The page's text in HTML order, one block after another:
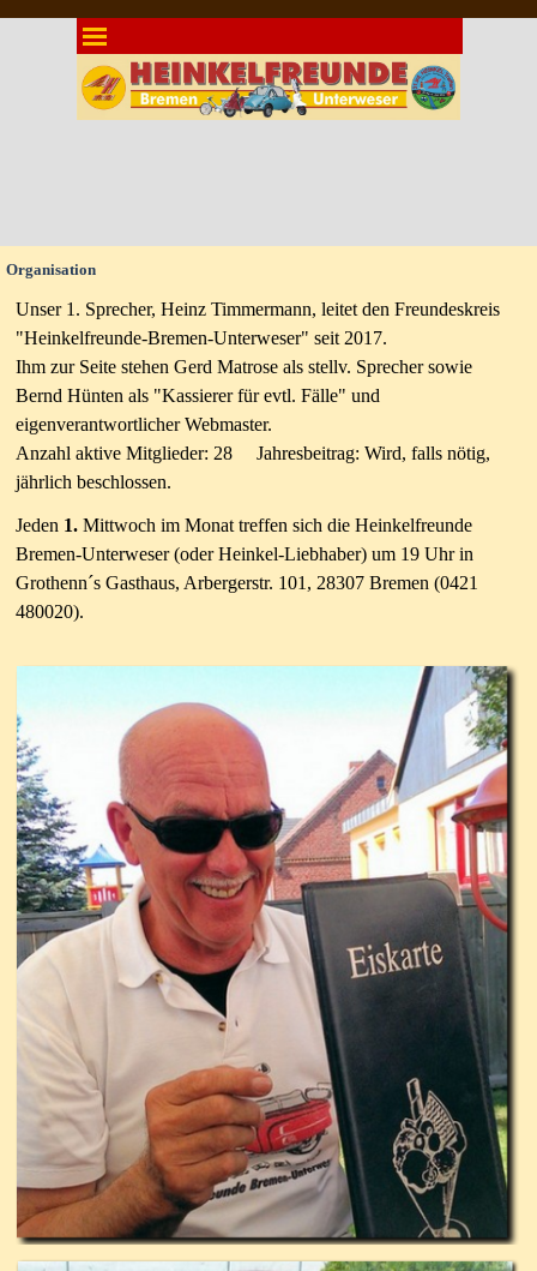
Organisation
Unser 1. Sprecher, Heinz Timmermann, leitet den Freundeskreis
"Heinkelfreunde-Bremen-Unterweser" seit 2017.
Ihm zur Seite stehen Gerd Matrose als stellv. Sprecher sowie
Bernd Hünten als "Kassierer für evtl. Fälle" und
eigenverantwortlicher Webmaster.
Anzahl aktive Mitglieder: 28 Jahresbeitrag: Wird, falls nötig,
jährlich beschlossen.
Jeden 1. Mittwoch im Monat treffen sich die Heinkelfreunde
Bremen-Unterweser (oder Heinkel-Liebhaber) um 19 Uhr in
Grothenn´s Gasthaus, Arbergerstr. 101, 28307 Bremen (0421
480020).
1. Sprecher und Ansprechpartner: Heinz T.